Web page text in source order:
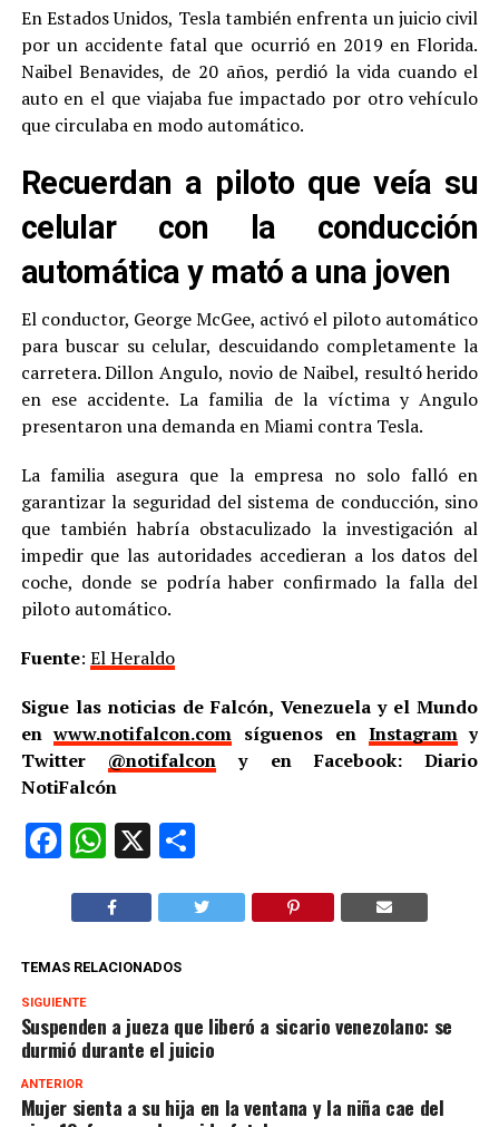
En Estados Unidos, Tesla también enfrenta un juicio civil
por un accidente fatal que ocurrió en 2019 en Florida.
Naibel Benavides, de 20 años, perdió la vida cuando el
auto en el que viajaba fue impactado por otro vehículo
que circulaba en modo automático.
Recuerdan a piloto que veía su
celular con la conducción
automática y mató a una joven
El conductor, George McGee, activó el piloto automático
para buscar su celular, descuidando completamente la
carretera. Dillon Angulo, novio de Naibel, resultó herido
en ese accidente. La familia de la víctima y Angulo
presentaron una demanda en Miami contra Tesla.
La familia asegura que la empresa no solo falló en
garantizar la seguridad del sistema de conducción, sino
que también habría obstaculizado la investigación al
impedir que las autoridades accedieran a los datos del
coche, donde se podría haber confirmado la falla del
piloto automático.
Fuente: El Heraldo
Sigue las noticias de Falcón, Venezuela y el Mundo
enwww.notifalcon.com síguenos en Instagramy
Twitter @notifalcon y en Facebook: Diario
NotiFalcón
Facebook
WhatsApp
X
TEMAS RELACIONADOS
SIGUIENTE
Suspenden a jueza que liberó a sicario venezolano: se
durmió durante el juicio
ANTERIOR
Mujer sienta a su hija en la ventana y la niña cae del